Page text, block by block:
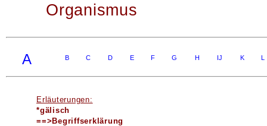
Organismus
A B C D E F G H IJ K L
Erläuterungen:
*gälisch
==>Begriffserklärung